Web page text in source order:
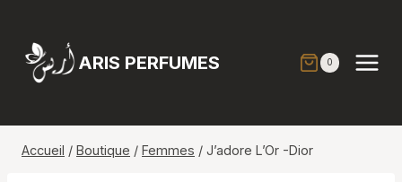
contenu
ARIS PERFUMES 0
Accueil / Boutique / Femmes / J’adore L’Or -Dior